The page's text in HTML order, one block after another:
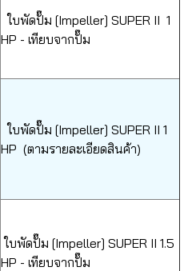
ใบพัดปั๊ม [Impeller] SUPER II 1
HP - เทียบจากปั๊ม
ใบพัดปั๊ม [Impeller] SUPER II 1
HP (ตามรายละเอียดสินค้า)
ใบพัดปั๊ม [Impeller] SUPER II 1.5
HP - เทียบจากปั๊ม